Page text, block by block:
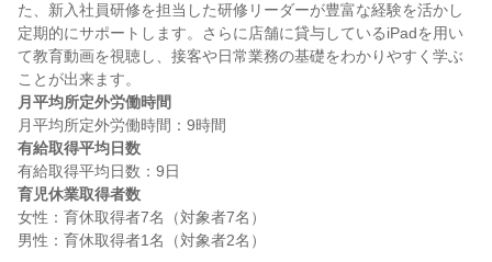
た、新入社員研修を担当した研修リーダーが豊富な経験を活かし
定期的にサポートします。さらに店舗に貸与しているiPadを用い
て教育動画を視聴し、接客や日常業務の基礎をわかりやすく学ぶ
月平均所定外労働時間
有給取得平均日数
育児休業取得者数
女性：育休取得者7名（対象者7名）